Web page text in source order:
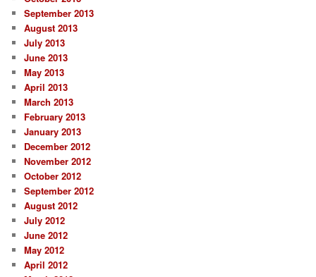
September 2013
August 2013
July 2013
June 2013
May 2013
April 2013
March 2013
February 2013
January 2013
December 2012
November 2012
October 2012
September 2012
August 2012
July 2012
June 2012
May 2012
April 2012